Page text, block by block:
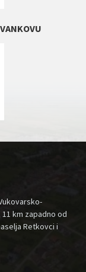
km zapadno od
Retkovci i